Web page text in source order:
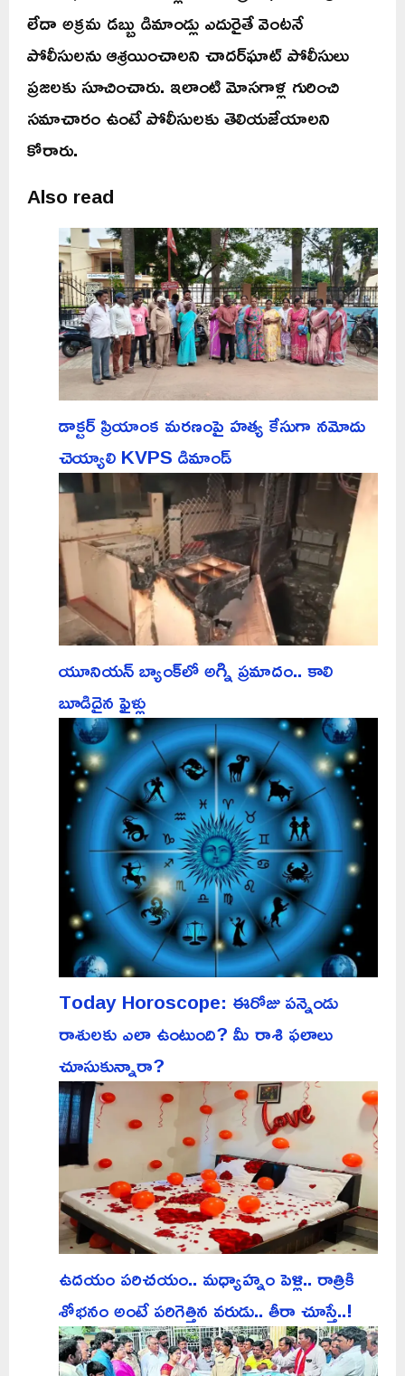
లేదా అక్రమ డబ్బు డిమాండ్లు ఎదురైతే వెంటనే
పోలీసులను ఆశ్రయించాలని చాదర్‌ఘాట్ పోలీసులు
ప్రజలకు సూచించారు. ఇలాంటి మోసగాళ్ల గురించి
సమాచారం ఉంటే పోలీసులకు తెలియజేయాలని
కోరారు.
Also read
డాక్టర్ ప్రియాంక మరణంపై హత్య కేసుగా నమోదు
చెయ్యాలి KVPS డిమాండ్
యూనియన్ బ్యాంక్‌లో అగ్ని ప్రమాదం.. కాలి
బూడిదైన ఫైళ్లు
Today Horoscope: ఈరోజు పన్నెండు
రాశులకు ఎలా ఉంటుంది? మీ రాశి ఫలాలు
చూసుకున్నారా?
ఉదయం పరిచయం.. మధ్యాహ్నం పెళ్లి.. రాత్రికి
శోభనం అంటే పరిగెత్తిన వరుడు.. తీరా చూస్తే..!